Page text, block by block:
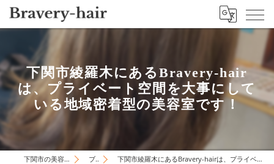
下関市綾羅木にあるBravery-hair
は、プライベート空間を大事にして
いる地域密着型の美容室です！
下関市の美容院はBravery-hair ブログ 下関市綾羅木にあるBravery-hairは、プライベート空間を大事にしている地域密着型の美容室です！